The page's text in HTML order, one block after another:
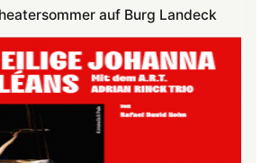
auf Burg Landeck